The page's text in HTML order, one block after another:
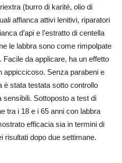
(burro di karité, olio di
affianca attivi lenitivi, riparatori
d’api e l’estratto di centella
le labbra sono come rimpolpate
da applicare, ha un effetto
appiccicoso. Senza parabeni e
è stata testata sotto controllo
sensibili. Sottoposto a test di
tra i 18 e i 65 anni con labbra
efficacia sia in termini di
risultati dopo due settimane.